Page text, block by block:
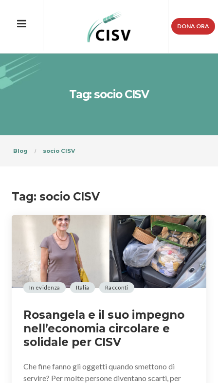
DONA ORA
Tag: socio CISV
Blog socio CISV
Tag: socio CISV
In evidenza Italia Racconti
Rosangela e il suo impegno
nell’economia circolare e
solidale per CISV
Che fine fanno gli oggetti quando smettono di
servire? Per molte persone diventano scarti, per